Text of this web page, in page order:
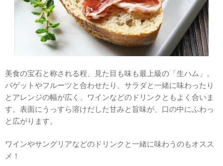
美食の宝石と称される程、見た目も味も最上級の「生ハム」。
バゲットやフルーツと合わせたり、サラダと一緒に味わったり
とアレンジの幅が広く、ワインなどのドリンクともよく合いま
す。表面にうっすら溶けだした甘みと旨味が、口の中にふわっ
と広がります。
ワインやサングリアなどのドリンクと一緒に味わうのもオスス
メ！